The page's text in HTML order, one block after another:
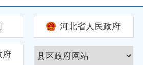
河北省人民政府
府